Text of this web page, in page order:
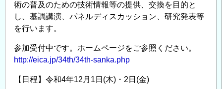
基
盤
環
境
学
技
術の普及のための技術情報等の提供、交換を目的と
し、基調講演、パネルディスカッション、研究発表等
を行います。
参加受付中です。ホームページをご参照ください。
http://eica.jp/34th/34th-sanka.php
【日程】令和4年12月1日(木)・2日(金)